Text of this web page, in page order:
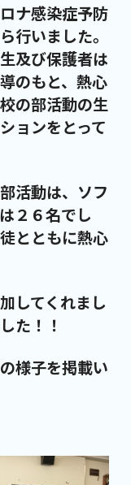
ナ感染症予防
行いました。
及び保護者は
のもと、熱心
の部活動の生
ョンをとって
活動は、ソフ
２６名でし
とともに熱心
してくれまし
た！！
様子を掲載い